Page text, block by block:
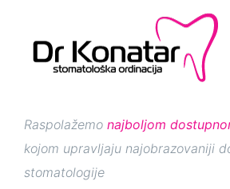
Raspolažemo najboljom
kojom upravljaju najobrazovaniji
stomatologije